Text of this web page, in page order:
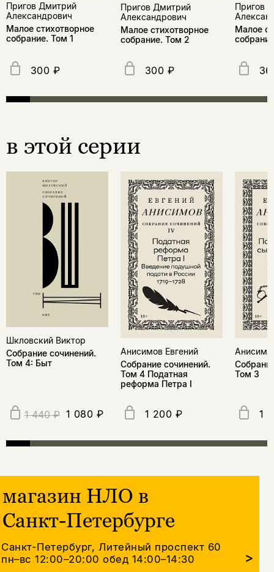
Пригов Дмитрий
Александрович
Малое стихотворное
собрание. Том 1
300 ₽
Пригов Дмитрий
Александрович
Малое стихотворное
собрание. Том 2
300 ₽
Пригов
Малое
в этой серии
Шкловский Виктор
Собрание сочинений.
Том 4: Быт
1 440 ₽ 1 080 ₽
Анисимов Евгений
Собрание сочинений.
Том 4 Податная
реформа Петра I
1 200 ₽
Том 3
1
магазин НЛО в
Санкт-Петербурге
Санкт-Петербург, Литейный проспект 60
пн–вс 12:00–20:00обед 14:00–14:30 >